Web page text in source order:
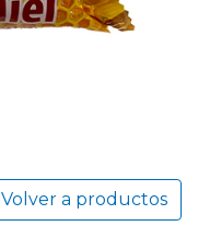
Volver a productos